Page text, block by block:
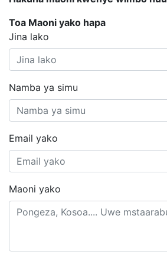
Toa Maoni yako hapa
Jina lako
Namba ya simu
Email yako
Maoni yako